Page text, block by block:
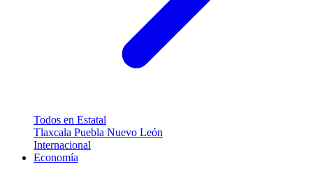
Todos en Estatal
Tlaxcala Puebla Nuevo León
Internacional
Economía